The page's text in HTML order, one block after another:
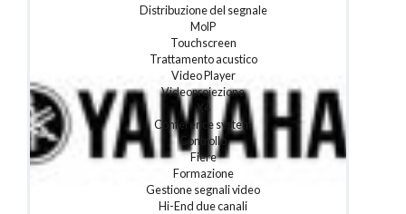
Distribuzione del segnale
MoIP
Touchscreen
Trattamento acustico
Video Player
Videoproiezione
X4
Conference system
Controllo
Fiere
Formazione
Gestione segnali video
Hi-End due canali